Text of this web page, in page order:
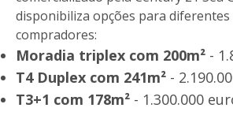
disponibiliza opções para diferentes
compradores:
Moradia triplex com 200m² -
T4 Duplex com 241m² -
T3+1 com 178m² - 1.300.000